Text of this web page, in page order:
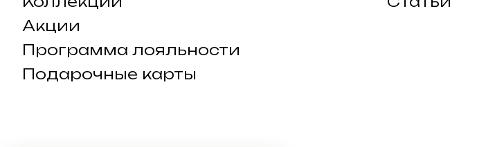
Акции
Программа лояльности
Подарочные карты